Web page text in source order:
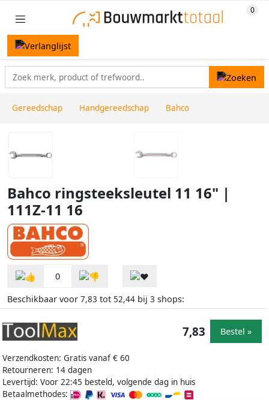
Gereedschap Handgereedschap Bahco
Bahco ringsteeksleutel 11 16" |
111Z-11 16
0
Beschikbaar voor 7,83 tot 52,44 bij 3 shops:
Verzendkosten: Gratis vanaf € 60
Retourneren: 14 dagen
Levertijd: Voor 22:45 besteld, volgende dag in huis
Betaalmethodes:
7,83 Bestel »